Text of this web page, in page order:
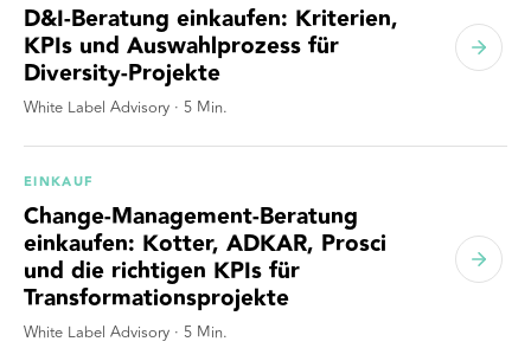
D&I-Beratung einkaufen: Kriterien,
KPIs und Auswahlprozess für
Diversity-Projekte
White Label Advisory · 5 Min.
EINKAUF
Change-Management-Beratung
einkaufen: Kotter, ADKAR, Prosci
und die richtigen KPIs für
Transformationsprojekte
White Label Advisory · 5 Min.